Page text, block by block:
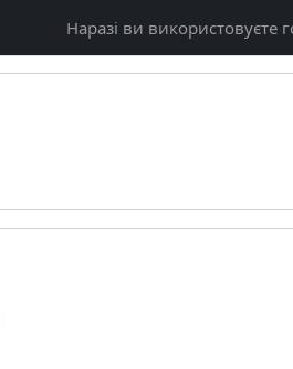
Наразі ви використовуєте